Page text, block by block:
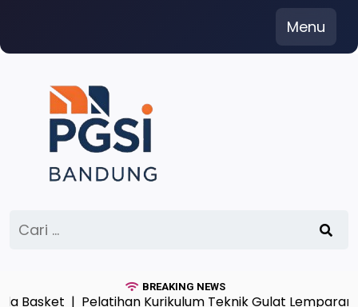
content
Menu
untuk:
BREAKING NEWS
|Pelatihan Kurikulum Teknik Gulat Lemparan